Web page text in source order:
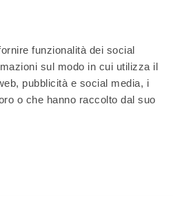
funzionalità dei social
sul modo in cui utilizza il
pubblicità e social media, i
o che hanno raccolto dal suo
TECHNOLOGY